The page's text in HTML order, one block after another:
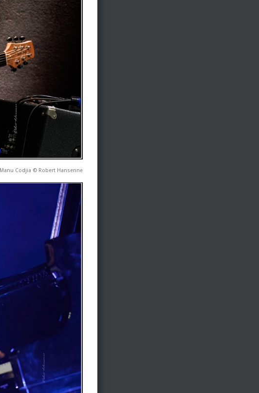
Manu Codjia © Robert Hansenne